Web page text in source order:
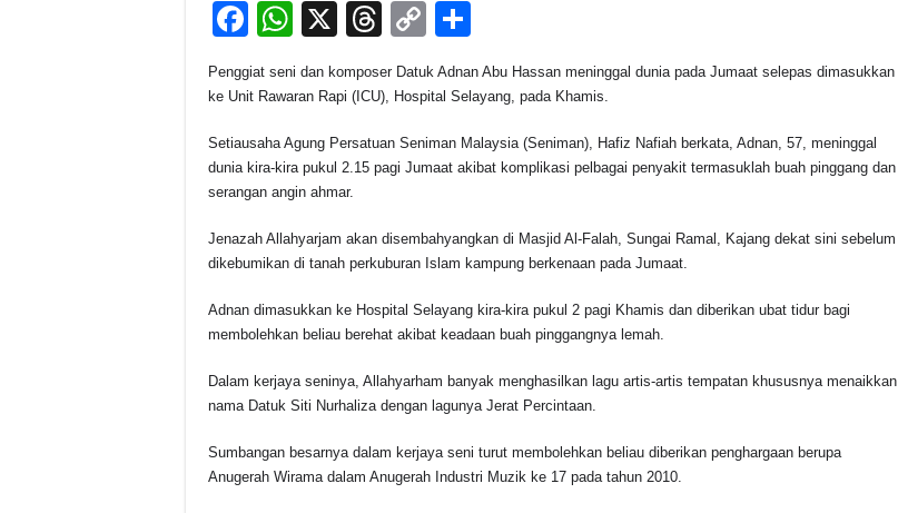
F
c
b
o
o
k
W
at
A
p
p
X
T
e
d
C
p
Li
k
ar
Penggiat seni dan komposer Datuk Adnan Abu Hassan meninggal dunia pada Jumaat selepas dimasukkan
ke Unit Rawaran Rapi (ICU), Hospital Selayang, pada Khamis.
Setiausaha Agung Persatuan Seniman Malaysia (Seniman), Hafiz Nafiah berkata, Adnan, 57, meninggal
dunia kira-kira pukul 2.15 pagi Jumaat akibat komplikasi pelbagai penyakit termasuklah buah pinggang dan
serangan angin ahmar.
Jenazah Allahyarjam akan disembahyangkan di Masjid Al-Falah, Sungai Ramal, Kajang dekat sini sebelum
dikebumikan di tanah perkuburan Islam kampung berkenaan pada Jumaat.
Adnan dimasukkan ke Hospital Selayang kira-kira pukul 2 pagi Khamis dan diberikan ubat tidur bagi
membolehkan beliau berehat akibat keadaan buah pinggangnya lemah.
Dalam kerjaya seninya, Allahyarham banyak menghasilkan lagu artis-artis tempatan khususnya menaikkan
nama Datuk Siti Nurhaliza dengan lagunya Jerat Percintaan.
Sumbangan besarnya dalam kerjaya seni turut membolehkan beliau diberikan penghargaan berupa
Anugerah Wirama dalam Anugerah Industri Muzik ke 17 pada tahun 2010.